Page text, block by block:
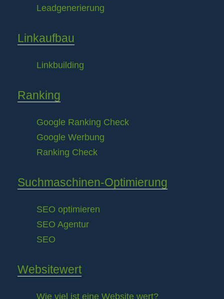
Leadgenerierung
Linkaufbau
Linkbuilding
Ranking
Google Ranking Check
Google Werbung
Ranking Check
Suchmaschinen-Optimierung
SEO optimieren
SEO Agentur
SEO
Websitewert
Wie viel ist eine Website wert?